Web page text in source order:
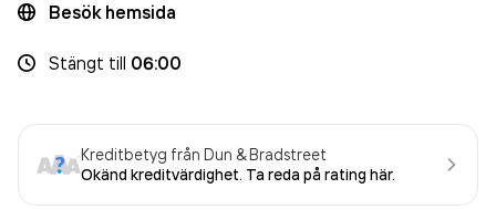
Besök hemsida
Stängt till 06:00
Kreditbetyg från Dun & Bradstreet
Okänd kreditvärdighet. Ta reda på rating här.